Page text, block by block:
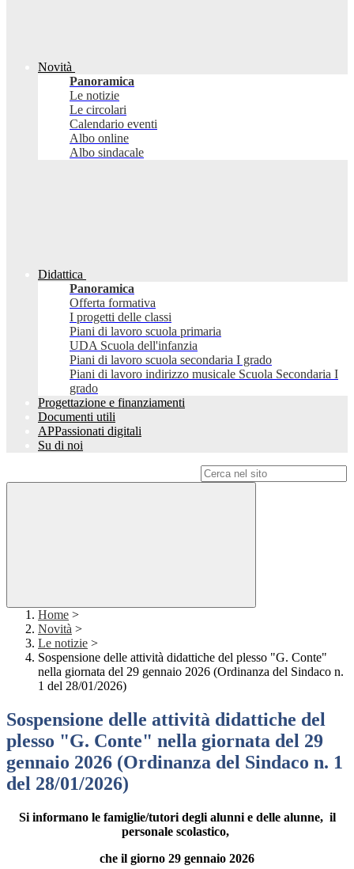
Novità
Panoramica
Le notizie
Le circolari
Calendario eventi
Albo online
Albo sindacale
Didattica
Panoramica
Offerta formativa
I progetti delle classi
Piani di lavoro scuola primaria
UDA Scuola dell'infanzia
Piani di lavoro scuola secondaria I grado
Piani di lavoro indirizzo musicale Scuola Secondaria I
grado
Progettazione e finanziamenti
Documenti utili
APPassionati digitali
Su di noi
Home >
Novità >
Le notizie >
Sospensione delle attività didattiche del plesso "G. Conte"
nella giornata del 29 gennaio 2026 (Ordinanza del Sindaco n.
1 del 28/01/2026)
Sospensione delle attività didattiche del
plesso "G. Conte" nella giornata del 29
gennaio 2026 (Ordinanza del Sindaco n. 1
del 28/01/2026)
Si informano le famiglie/tutori degli alunni e delle alunne, il
personale scolastico,
che il giorno 29 gennaio 2026